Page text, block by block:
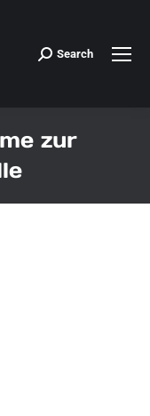
Search:
Search
zur